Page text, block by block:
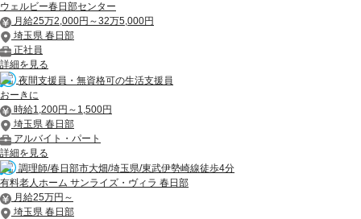
ウェルビー春日部センター
月給25万2,000円～32万5,000円
埼玉県 春日部
正社員
詳細を見る
夜間支援員・無資格可の生活支援員
おーきに
時給1,200円～1,500円
埼玉県 春日部
アルバイト・パート
詳細を見る
調理師/春日部市大畑/埼玉県/東武伊勢崎線徒歩4分
有料老人ホーム サンライズ・ヴィラ 春日部
月給25万円～
埼玉県 春日部